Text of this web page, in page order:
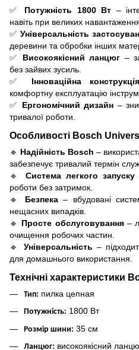
✅ Потужність 1800 Вт –
навіть при великих
✅ Універсальність
деревини та обробки інших
✅
Високоякісний ланцюг –
без зайвих зусиль.
✅
Інноваційна конструкція
комфортну експлуатацію
✅
Ергономічний дизайн –
тривалої роботи.
Особливості Bosch
🔹 Надійність Bosch –
забезпечує тривалий термін
🔹
Система легкого запуску
роботи без затримок.
🔹
Безпека – вбудовані
нещасних випадків.
🔹
Просте обслуговування–
очищення робочих частин.
🔹
Універсальність –
для домашнього використання.
Технічні характеристики
Тип: пилка цепная
Потужність: 1800 Вт
Розмір шини: 35 см
Ланцюг: високоякісний